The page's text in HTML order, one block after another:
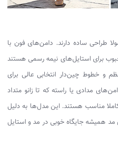
طراحی ساده دارند. دامن‌های فون با
برای استایل‌های نیمه رسمی هستند
و خطوط چین‌دار انتخابی عالی برای
مدادی یا راسته که تا زانو متداد
مناسب هستند. این مدل‌ها به دلیل
مد همیشه جایگاه خوبی در مد و استایل